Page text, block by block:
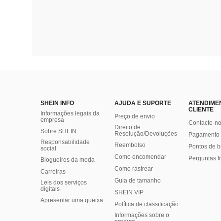
SHEIN INFO
Informações legais da
empresa
Sobre SHEIN
Responsabilidade
social
Blogueiros da moda
Carreiras
Leis dos serviços
digitais
Apresentar uma queixa
AJUDA E SUPORTE
Preço de envio
Direito de
Resolução/Devoluções
Reembolso
Como encomendar
Como rastrear
Guia de tamanho
SHEIN VIP
Política de classificação
​Informações sobre o
CLIENTE
Contacte-
Pontos de
Perguntas